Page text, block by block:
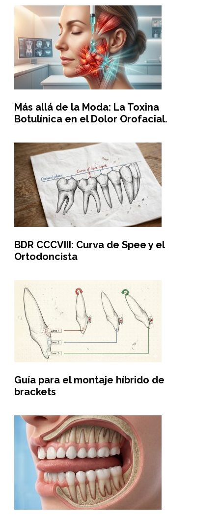
Más allá de la Moda: La Toxina
Botulínica en el Dolor Orofacial.
BDR CCCVIII: Curva de Spee y el
Ortodoncista
Guía para el montaje híbrido de
brackets